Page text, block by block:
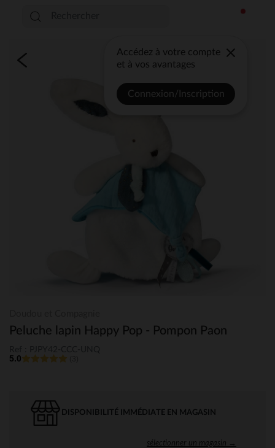
Accédez à votre compte
et à vos avantages
Connexion/Inscription
Peluche lapin Happy Pop - Pompon Paon
5.0
DISPONIBILITÉ IMMÉDIATE EN MAGASIN
sélectionner un magasin →